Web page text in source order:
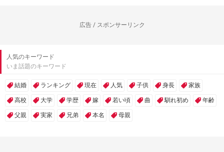
広告 / スポンサーリンク
人気のキーワード
いま話題のキーワード
結婚 ランキング 現在 人気 子供 身長 家族
高校 大学 学歴 嫁 若い頃 曲 馴れ初め 年齢
父親 実家 兄弟 本名 母親